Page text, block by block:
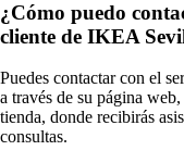
¿Cómo puedo
cliente de IKEA
Puedes contactar con el
a través de su página
tienda, donde recibirás
consultas.